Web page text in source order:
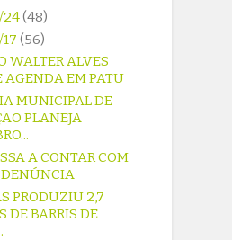
24(48)
(56)
WALTER ALVES
AGENDA EM PATU
MUNICIPAL DE
PLANEJA
A CONTAR COM
PRODUZIU 2,7
DE BARRIS DE